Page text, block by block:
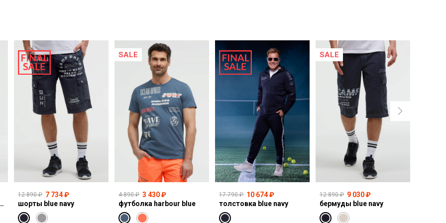
джинсы NI:CO:R611 light vintage print jogg
12 890 ₽ 7 734 ₽
шорты blue navy
SALE
4 890 ₽ 3 430 ₽
футболка harbour blue
17 790 ₽ 10 674 ₽
толстовка blue navy
SALE
12 890 ₽ 9 030 ₽
бермуды blue navy